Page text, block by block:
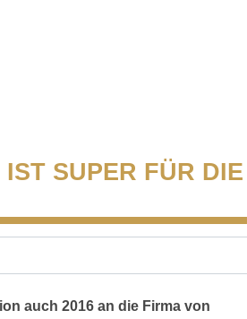
SUPER FÜR DIE
auch 2016 an die Firma von